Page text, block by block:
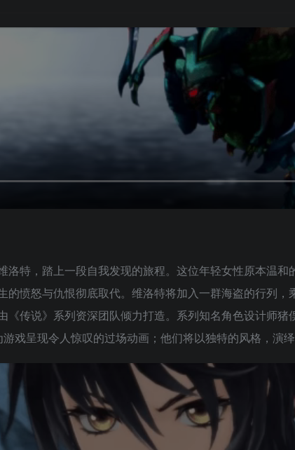
洛特，踏上一段自我发现的旅程。这位年轻女性原本温
的愤怒与仇恨彻底取代。维洛特将加入一群海盗的行列
传说》系列资深团队倾力打造。系列知名角色设计师猪
戏呈现令人惊叹的过场动画；他们将以独特的风格，演